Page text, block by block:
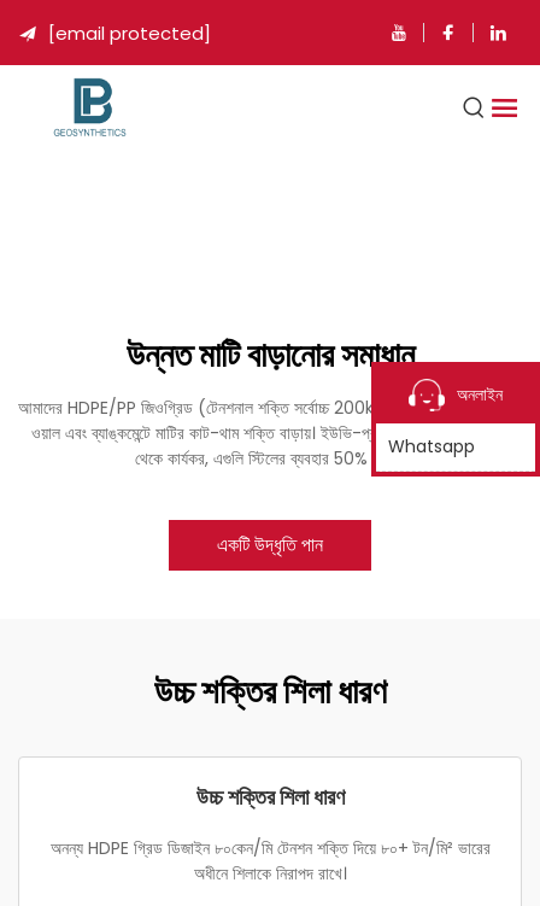
 [email protected]
উন্নত মাটি বাড়ানোর সমাধান
আমাদের HDPE/PP জিওগ্রিড (টেনশনাল শক্তি সর্বোচ্চ 200kN/m) রেলওয়ে, রিটেইনিং
ওয়াল এবং ব্যাঙ্কমেন্টে মাটির কাট-থাম শক্তি বাড়ায়। ইউভি-প্রতিরোধী এবং খরচের দিক
থেকে কার্যকর, এগুলি স্টিলের ব্যবহার 50% কমায়।
একটি উদ্ধৃতি পান
উচ্চ শক্তির শিলা ধারণ
উচ্চ শক্তির শিলা ধারণ
অনন্য HDPE গ্রিড ডিজাইন ৮০কেন/মি টেনশন শক্তি দিয়ে ৮০+ টন/মি² ভারের
অধীনে শিলাকে নিরাপদ রাখে।
অনলাইন
Whatsapp